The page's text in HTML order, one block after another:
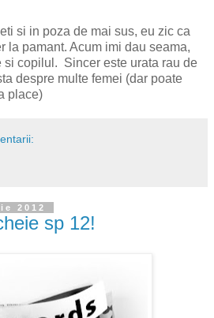
si in poza de mai sus, eu zic ca
la pamant. Acum imi dau seama,
si copilul. Sincer este urata rau de
despre multe femei (dar poate
place)
2012
sp 12!